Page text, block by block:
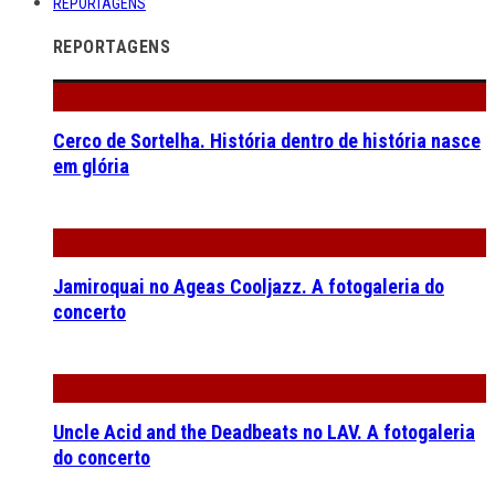
REPORTAGENS
Cerco de Sortelha. História dentro de história nasce
em glória
Jamiroquai no Ageas Cooljazz. A fotogaleria do
concerto
Uncle Acid and the Deadbeats no LAV. A fotogaleria
do concerto